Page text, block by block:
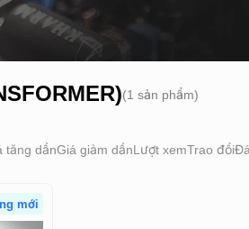
(1 sản phẩm)
tăng dầnGiá giảm dầnLượt xemTrao đổi
mới